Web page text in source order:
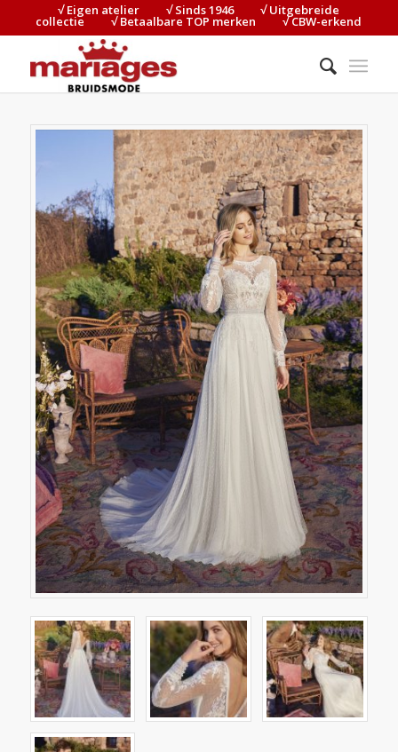
√ Eigen atelier⠀⠀⠀√ Sinds 1946⠀⠀⠀√ Uitgebreide
collectie⠀⠀⠀√ Betaalbare TOP merken⠀⠀⠀√ CBW-erkend